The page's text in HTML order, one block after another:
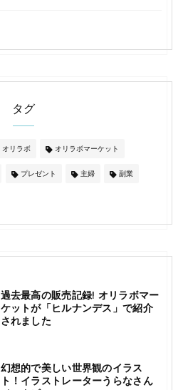
タグ
オリラボ オリラボマーケット
プレゼント 主婦 副業
過去最高の販売記録! オリラボマー
ケットが「ヒルナンデス」で紹介
されました
幻想的で美しい世界観のイラス
ト！イラストレーターうらなさん